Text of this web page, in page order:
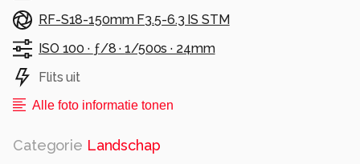
RF-S18-150mm F3.5-6.3 IS STM
ISO 100 · ƒ/8 ·1/500s · 24mm
Flits uit
Alle foto informatie tonen
Categorie Landschap